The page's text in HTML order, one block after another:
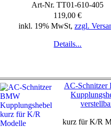
Art-Nr. TT01-610-405
119,00 €
inkl. 19% MwSt, zzgl.
Details...
AC-Schnitzer
kurz für K/R